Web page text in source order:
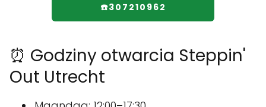
☎️307210962
⏰ Godziny otwarcia Steppin'
Out Utrecht